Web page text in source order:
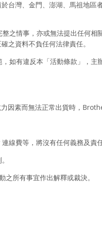
台灣、金門、澎湖、馬祖地
之情事，亦或無法提出任何
之資料不負任何法律責任。
如有違反本「活動條款」，
因素而無法正常出貨時，
線費等，將沒有任何義務及責
所有事宜作出解釋或裁決。